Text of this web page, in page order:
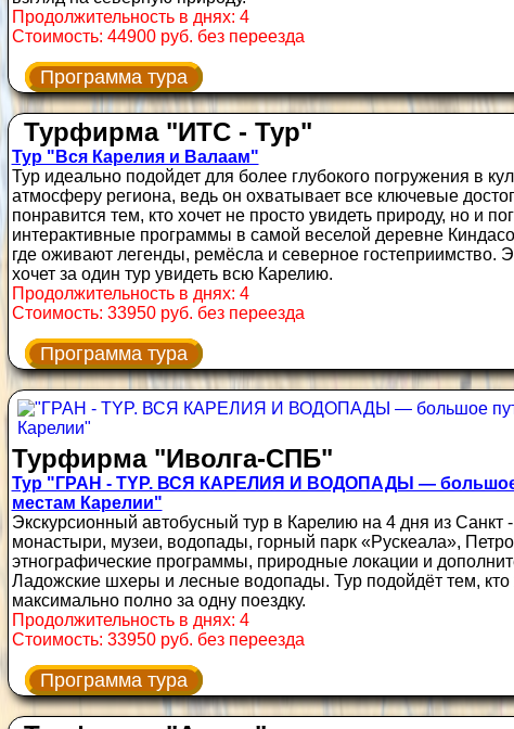
Продолжительность в днях: 4
Стоимость: 44900 руб. без переезда
Программа тура
Турфирма "ИТС - Тур"
Тур "Вся Карелия и Валаам"
Тур идеально подойдет для более глубокого погружения в
атмосферу региона, ведь он охватывает все ключевые
понравится тем, кто хочет не просто увидеть природу, но и
интерактивные программы в самой веселой деревне
где оживают легенды, ремёсла и северное гостеприимство.
хочет за один тур увидеть всю Карелию.
Продолжительность в днях: 4
Стоимость: 33950 руб. без переезда
Программа тура
Турфирма "Иволга-СПБ"
Тур "ГРАН - TYP. ВСЯ КАРЕЛИЯ И ВОДОПАДЫ — большое
местам Карелии"
Экскурсионный автобусный тур в Карелию на 4 дня из Санкт
монастыри, музеи, водопады, горный парк «Рускеала»,
этнографические программы, природные локации и
Ладожские шхеры и лесные водопады. Тур подойдёт тем, кто
максимально полно за одну поездку.
Продолжительность в днях: 4
Стоимость: 33950 руб. без переезда
Программа тура